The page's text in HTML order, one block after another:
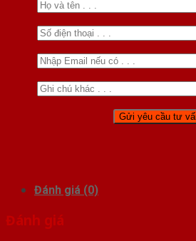
Đánh giá (0)
Đánh giá